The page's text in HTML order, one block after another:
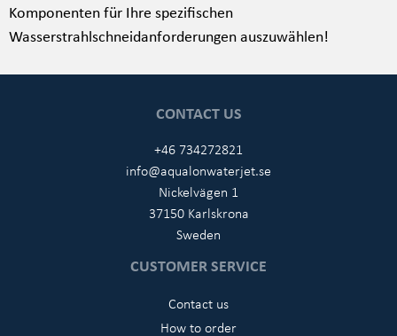
Komponenten für Ihre spezifischen
Wasserstrahlschneidanforderungen auszuwählen!
CONTACT US
+46 734272821
info@aqualonwaterjet.se
Nickelvägen 1
37150 Karlskrona
Sweden
CUSTOMER SERVICE
Contact us
How to order